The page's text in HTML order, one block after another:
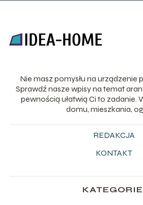
Nie masz pomysłu na urządzenie
Sprawdź nasze wpisy na temat
pewnością ułatwią Ci to zadanie.
domu, mieszkania,
REDAKCJA
KONTAKT